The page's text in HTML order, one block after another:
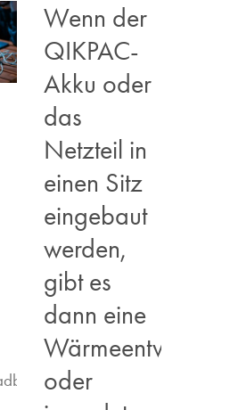
Wenn der
QIKPAC-
Akku oder
das
Netzteil in
einen Sitz
eingebaut
werden,
gibt es
dann eine
oder